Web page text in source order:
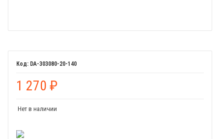
DA-303080-20-140
1 270 ₽
Нет в наличии